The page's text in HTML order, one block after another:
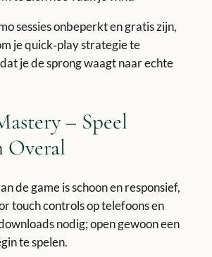
sessies onbeperkt en gratis zijn,
je quick‑play strategie te
je de sprong waagt naar echte
– Speel
de game is schoon en responsief,
touch controls op telefoons en
nodig; open gewoon een
te spelen.